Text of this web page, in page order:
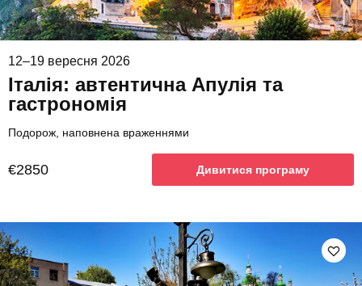
12–19 вересня 2026
Італія: автентична Апулія та
гастрономія
Подорож, наповнена враженнями
€2850 Дивитися програму